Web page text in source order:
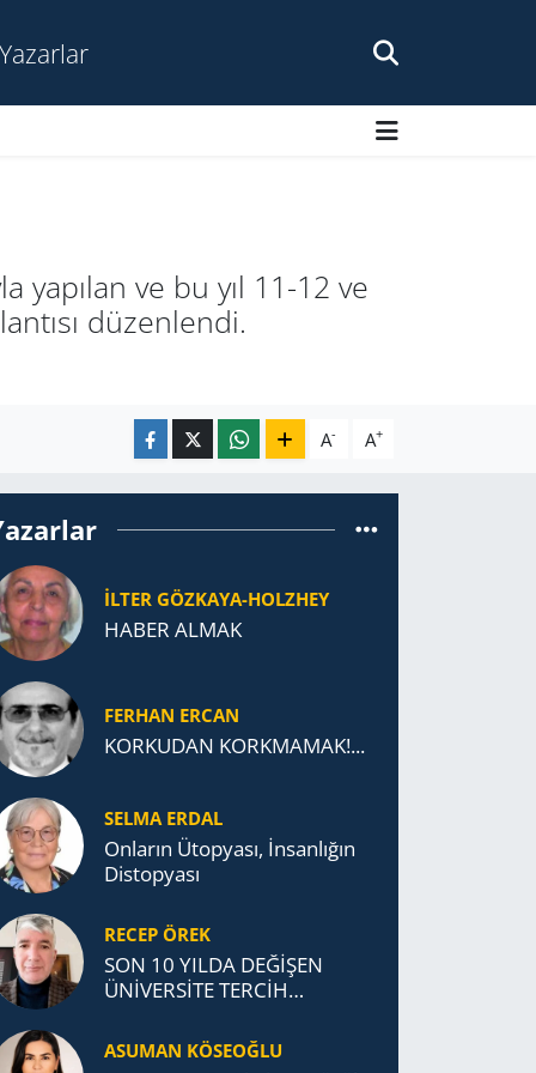
Yazarlar
yapılan ve bu yıl 11-12 ve
düzenlendi.
A- A+
İLTER GÖZKAYA-HOLZHEY
HABER ALMAK
FERHAN ERCAN
KORKUDAN KORKMAMAK!...
SELMA ERDAL
Onların Ütopyası, İnsanlığın
Distopyası
RECEP ÖREK
SON 10 YILDA DEĞİŞEN
ÜNİVERSİTE TERCİH
ASUMAN KÖSEOĞLU